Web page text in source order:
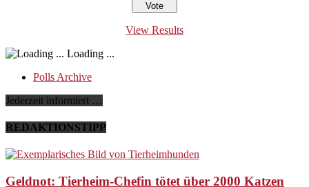
View Results
Loading ...
Polls Archive
Jederzeit informiert …
REDAKTIONSTIPP
Geldnot: Tierheim-Chefin tötet über 2000 Katzen